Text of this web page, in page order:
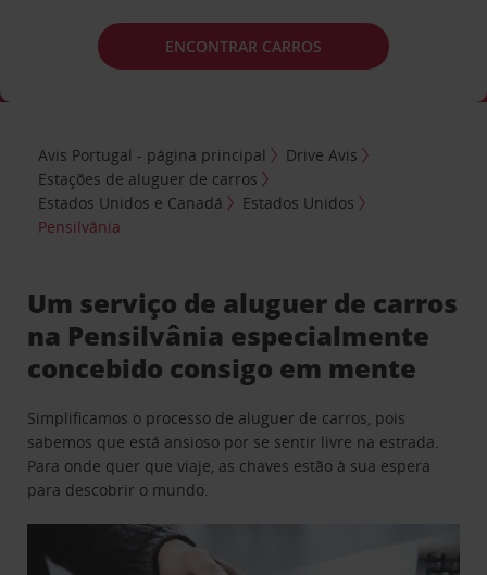
ENCONTRAR CARROS
Avis Portugal - página principal
Drive Avis
Estações de aluguer de carros
Estados Unidos e Canadá
Estados Unidos
Pensilvânia
Um serviço de aluguer de carros
na Pensilvânia especialmente
concebido consigo em mente
Simplificamos o processo de aluguer de carros, pois
sabemos que está ansioso por se sentir livre na estrada.
Para onde quer que viaje, as chaves estão à sua espera
para descobrir o mundo.